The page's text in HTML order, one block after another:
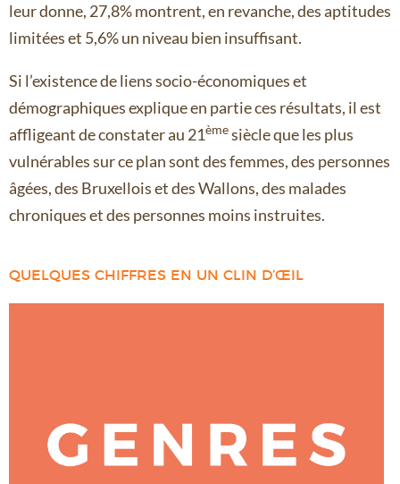
leur donne, 27,8% montrent, en revanche, des aptitudes
limitées et 5,6% un niveau bien insuffisant.
Si l’existence de liens socio-économiques et
démographiques explique en partie ces résultats, il est
affligeant de constater au 21èmesiècle que les plus
vulnérables sur ce plan sont des femmes, des personnes
âgées, des Bruxellois et des Wallons, des malades
chroniques et des personnes moins instruites.
QUELQUES CHIFFRES EN UN CLIN D’ŒIL